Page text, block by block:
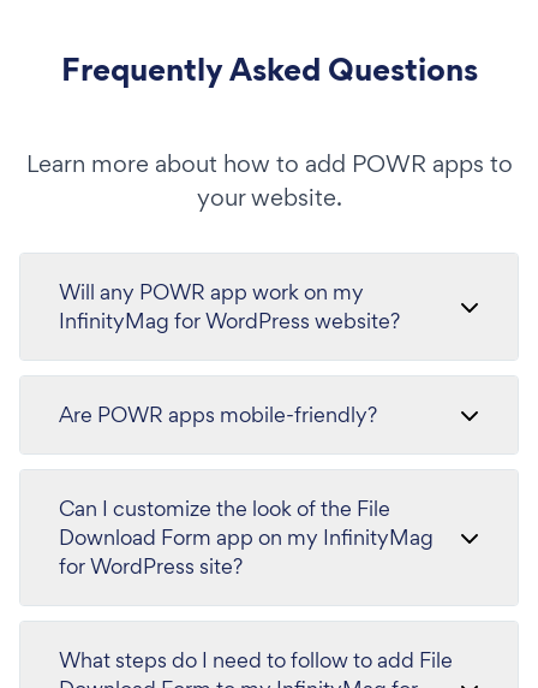
Frequently Asked Questions
Learn more about how to add POWR apps to
your website.
Will any POWR app work on my
InfinityMag for WordPress website?
Are POWR apps mobile-friendly?
Can I customize the look of the File
Download Form app on my InfinityMag
for WordPress site?
What steps do I need to follow to add File